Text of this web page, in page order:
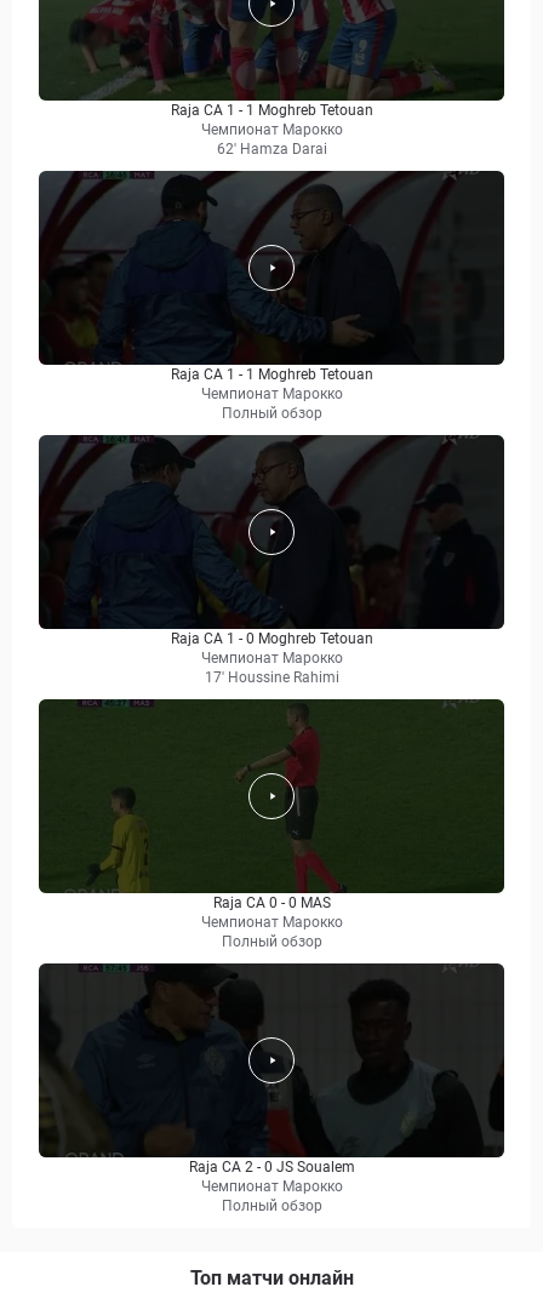
Raja CA 1 - 1 Moghreb Tetouan
Чемпионат Марокко
62' Hamza Darai
Raja CA 1 - 1 Moghreb Tetouan
Чемпионат Марокко
Полный обзор
Raja CA 1 - 0 Moghreb Tetouan
Чемпионат Марокко
17' Houssine Rahimi
Raja CA 0 - 0 MAS
Чемпионат Марокко
Полный обзор
Raja CA 2 - 0 JS Soualem
Чемпионат Марокко
Полный обзор
Топ матчи онлайн